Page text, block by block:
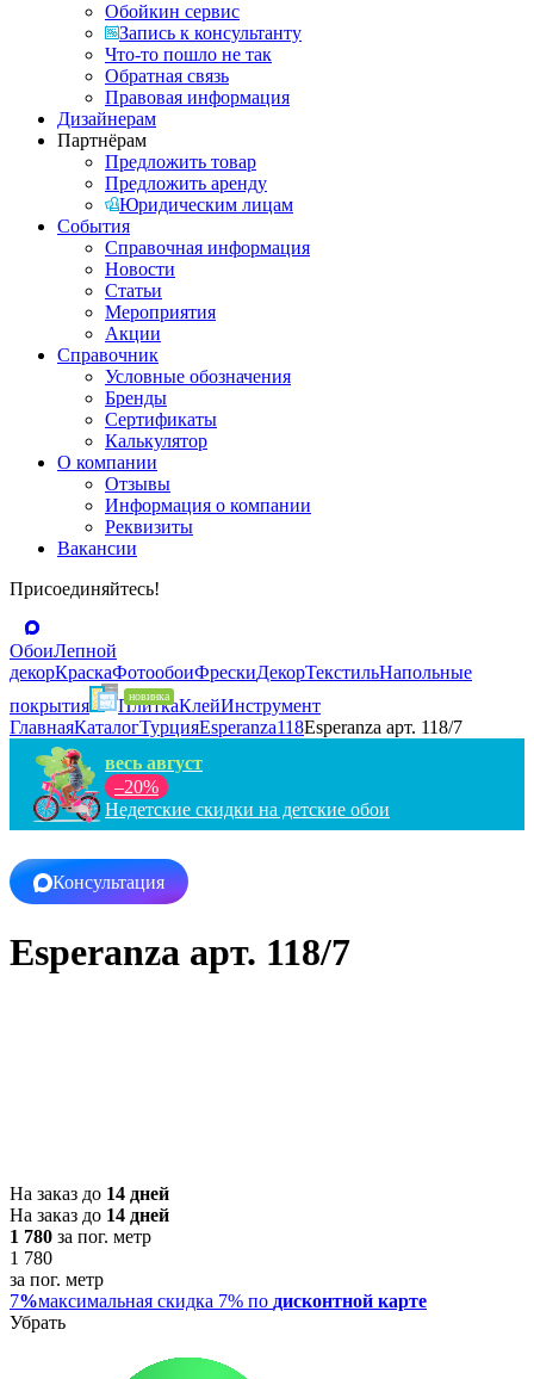
Обойкин сервис
Запись к консультанту
Что-то пошло не так
Обратная связь
Правовая информация
Дизайнерам
Партнёрам
Предложить товар
Предложить аренду
Юридическим лицам
События
Справочная информация
Новости
Статьи
Мероприятия
Акции
Справочник
Условные обозначения
Бренды
Сертификаты
Калькулятор
О компании
Отзывы
Информация о компании
Реквизиты
Вакансии
Присоединяйтесь!
ОбоиЛепной
декорКраскаФотообоиФрескиДекорТекстильНапольные
покрытия
ПлиткаКлейИнструмент
ГлавнаяКаталогТурцияEsperanza118Esperanza арт. 118/7
весь август
–20%
Недетские скидки на детские обои
Консультация
Esperanza арт. 118/7
На заказ до 14 дней
На заказ до 14 дней
1 780 за пог. метр
1 780
за пог. метр
7%максимальная скидка 7% по дисконтной карте
Убрать